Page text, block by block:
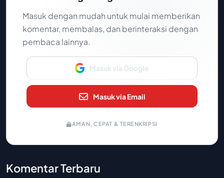
Masuk dengan mudah untuk mulai memberikan
komentar, membalas, dan berinteraksi dengan
pembaca lainnya.
Masuk via Google
Masuk via Email
AMAN, CEPAT & TERENKRIPSI
Komentar Terbaru